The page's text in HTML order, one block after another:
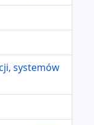
systemów